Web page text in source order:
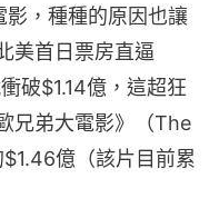
，種種的原因也讓
美首日票房直逼
破$1.14億，這超狂
兄弟大電影》（The
億（該片目前累